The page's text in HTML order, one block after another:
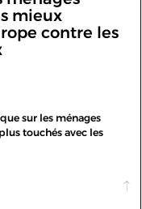
mieux
contre les
sur les ménages
touchés avec les